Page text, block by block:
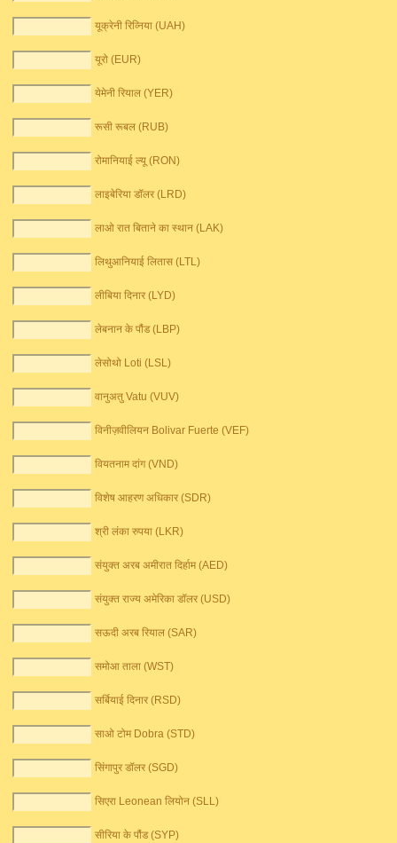
यूक्रेनी रिव्निया (UAH)
यूरो (EUR)
येमेनी रियाल (YER)
रूसी रूबल (RUB)
रोमानियाई ल्यू (RON)
लाइबेरिया डॉलर (LRD)
लाओ रात बिताने का स्थान (LAK)
लिथुआनियाई लितास (LTL)
लीबिया दिनार (LYD)
लेबनान के पौंड (LBP)
लेसोथो Loti (LSL)
वानुअतु Vatu (VUV)
विनीज़वीलियन Bolivar Fuerte (VEF)
वियतनाम दांग (VND)
विशेष आहरण अधिकार (SDR)
श्री लंका रुपया (LKR)
संयुक्त अरब अमीरात दिर्हाम (AED)
संयुक्त राज्य अमेरिका डॉलर (USD)
सऊदी अरब रियाल (SAR)
समोआ ताला (WST)
सर्बियाई दिनार (RSD)
साओ टोम Dobra (STD)
सिंगापुर डॉलर (SGD)
सिएरा Leonean लियोन (SLL)
सीरिया के पौंड (SYP)